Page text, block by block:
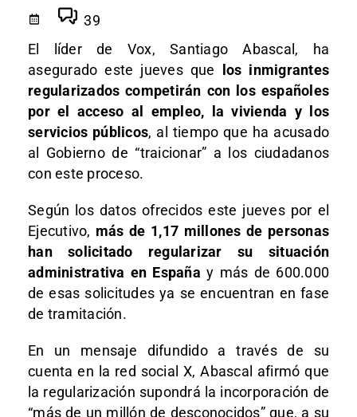
39
El líder de Vox, Santiago Abascal, ha
asegurado este jueves que
los inmigrantes
regularizados competirán con los españoles
por el acceso al empleo, la vivienda y los
servicios públicos, al tiempo que ha acusado
al Gobierno de “traicionar” a los ciudadanos
con este proceso.
Según los datos ofrecidos este jueves por el
Ejecutivo, más de 1,17 millones de personas
han solicitado regularizar su situación
administrativa en España y más de 600.000
de esas solicitudes ya se encuentran en fase
de tramitación.
En un mensaje difundido a través de su
cuenta en la red social X, Abascal afirmó que
la regularización supondrá la incorporación de
“más de un millón de desconocidos” que, a su